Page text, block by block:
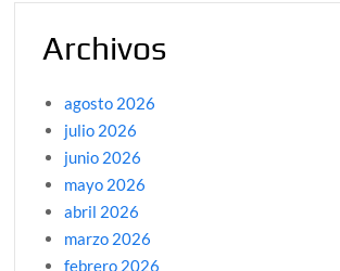
Archivos
agosto 2026
julio 2026
junio 2026
mayo 2026
abril 2026
marzo 2026
febrero 2026